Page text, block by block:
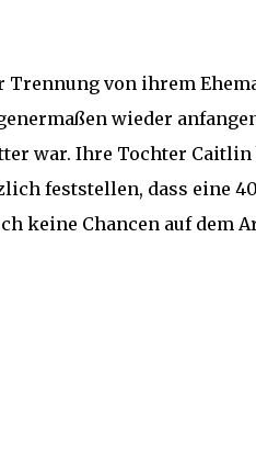
Trennung von ihrem
wieder
war. Ihre Tochter
feststellen, dass eine
keine Chancen auf dem